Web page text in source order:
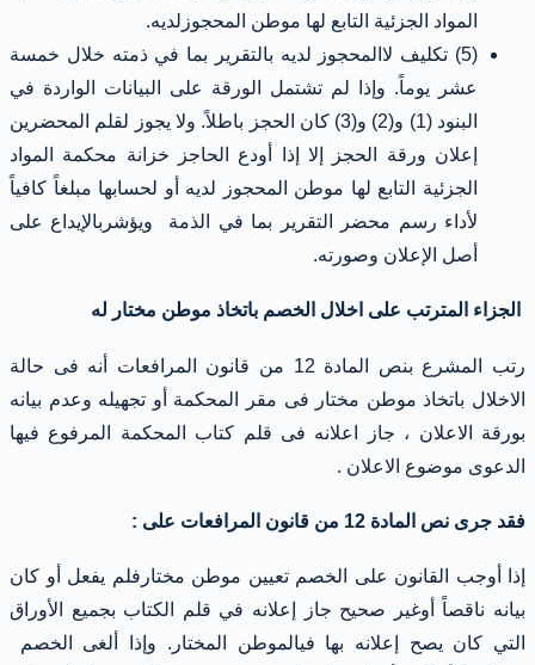
المواد الجزئية التابع لها موطن المحجوزلديه.
(5) تكليف لاالمحجوز لديه بالتقرير بما في ذمته خلال خمسة
عشر يوماً. وإذا لم تشتمل الورقة على البيانات الواردة في
البنود (1) و(2) و(3) كان الحجز باطلاً. ولا يجوز لقلم المحضرين
إعلان ورقة الحجز إلا إذا أودع الحاجز خزانة محكمة المواد
الجزئية التابع لها موطن المحجوز لديه أو لحسابها مبلغاً كافياً
لأداء رسم محضر التقرير بما في الذمة
ويؤشربالإيداع على
أصل الإعلان وصورته.
الجزاء المترتب على اخلال الخصم باتخاذ موطن مختار له
رتب المشرع بنص المادة 12 من قانون المرافعات أنه فى حالة
الاخلال باتخاذ موطن مختار فى مقر المحكمة أو تجهيله وعدم بيانه
بورقة الاعلان ، جاز اعلانه فى قلم كتاب المحكمة المرفوع فيها
الدعوى موضوع الاعلان .
فقد جرى نص المادة 12 من قانون المرافعات على :
إذا أوجب القانون على الخصم تعيين موطن مختارفلم يفعل أو كان
بيانه ناقصاً أوغير صحيح جاز إعلانه في قلم الكتاب بجميع الأوراق
التي كان يصح إعلانه بها فيالموطن المختار. وإذا ألغى الخصم